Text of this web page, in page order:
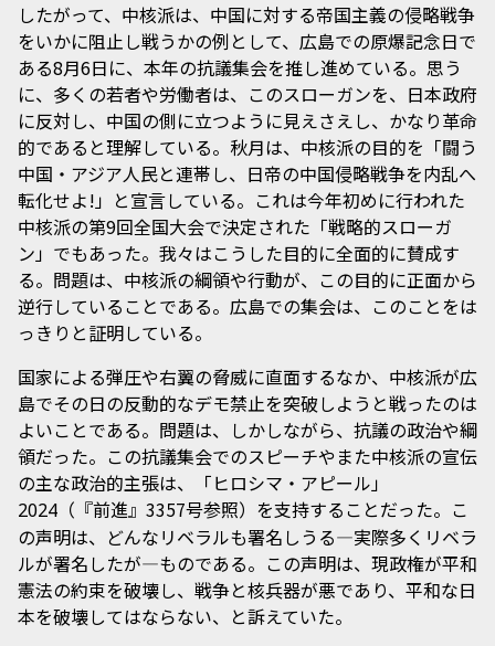
したがって、中核派は、中国に対する帝国主義の侵略戦争
をいかに阻止し戦うかの例として、広島での原爆記念日で
ある8月6日に、本年の抗議集会を推し進めている。思う
に、多くの若者や労働者は、このスローガンを、日本政府
に反対し、中国の側に立つように見えさえし、かなり革命
的であると理解している。秋月は、中核派の目的を「闘う
中国・アジア人民と連帯し、日帝の中国侵略戦争を内乱へ
転化せよ!」と宣言している。これは今年初めに行われた
中核派の第9回全国大会で決定された「戦略的スローガ
ン」でもあった。我々はこうした目的に全面的に賛成す
る。問題は、中核派の綱領や行動が、この目的に正面から
逆行していることである。広島での集会は、このことをは
っきりと証明している。
国家による弾圧や右翼の脅威に直面するなか、中核派が広
島でその日の反動的なデモ禁止を突破しようと戦ったのは
よいことである。問題は、しかしながら、抗議の政治や綱
領だった。この抗議集会でのスピーチやまた中核派の宣伝
の主な政治的主張は、「ヒロシマ・アピール」
2024 （『前進』3357号参照）を支持することだった。こ
の声明は、どんなリベラルも署名しうる―実際多くリベラ
ルが署名したが―ものである。この声明は、現政権が平和
憲法の約束を破壊し、戦争と核兵器が悪であり、平和な日
本を破壊してはならない、と訴えていた。